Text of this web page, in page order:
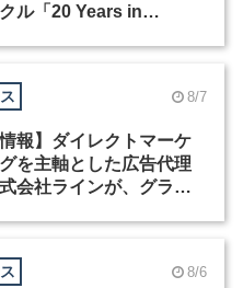
ル「20 Years in
8/7
情報】ダイレクトマーケ
を主軸とした広告代理
会社ラインが、グラフ
8/6